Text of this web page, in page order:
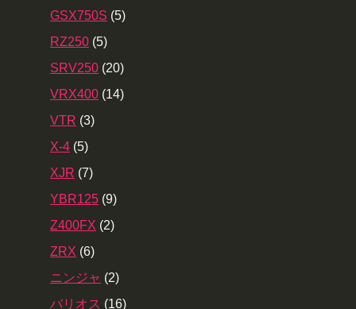
GSX750S (5)
RZ250 (5)
SRV250 (20)
VRX400 (14)
VTR (3)
X-4 (5)
XJR (7)
YBR125 (9)
Z400FX (2)
ZRX (6)
ニンジャ (2)
バリオス (16)